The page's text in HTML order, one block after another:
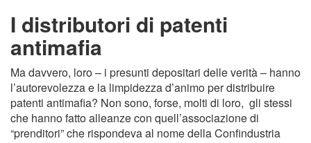
I distributori di patenti
antimafia
Ma davvero, loro – i presunti depositari delle verità – hanno
l’autorevolezza e la limpidezza d’animo per distribuire
patenti antimafia? Non sono, forse, molti di loro, gli stessi
che hanno fatto alleanze con quell’associazione di
“prenditori” che rispondeva al nome della Confindustria